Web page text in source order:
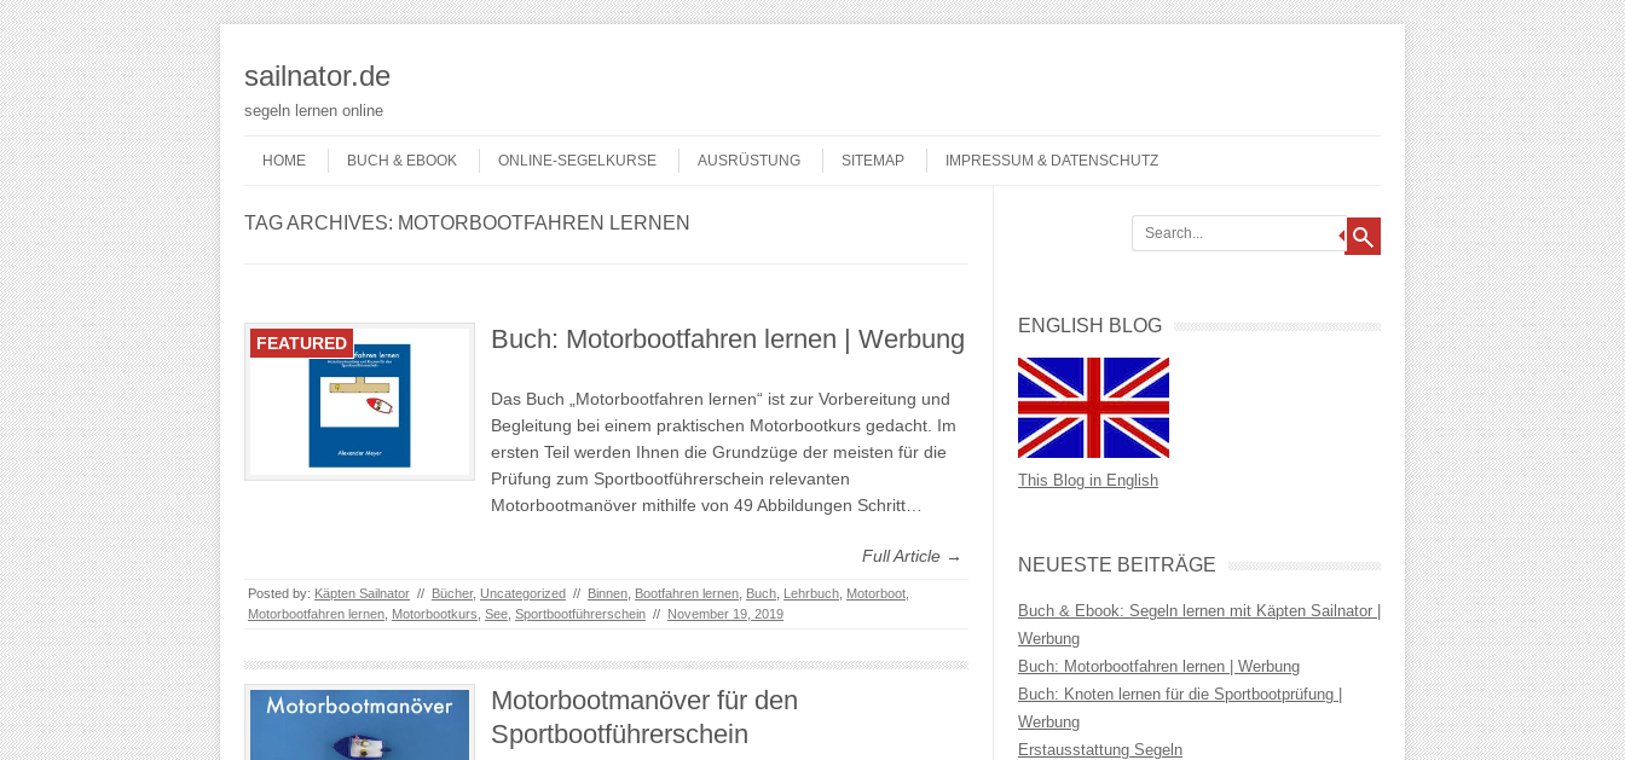
sailnator.de
segeln lernen online
Menu
HOME
BUCH & EBOOK ONLINE-SEGELKURSE AUSRÜSTUNG SITEMAP IMPRESSUM & DATENSCHUTZ
TAG ARCHIVES: MOTORBOOTFAHREN LERNEN
FEATURED Buch: Motorbootfahren lernen | Werbung
Das Buch „Motorbootfahren lernen“ ist zur Vorbereitung und
Begleitung bei einem praktischen Motorbootkurs gedacht. Im
ersten Teil werden Ihnen die Grundzüge der meisten für die
Prüfung zum Sportbootführerschein relevanten
Motorbootmanöver mithilfe von 49 Abbildungen Schritt…
Full Article →
Posted by: Käpten Sailnator // Bücher, Uncategorized // Binnen Bootfahren lernen Buch Lehrbuch Motorboot
Motorbootfahren lernen Motorbootkurs See Sportbootführerschein // November 19, 2019
Motorbootmanöver für den
Sportbootführerschein
ENGLISH BLOG
This Blog in English
NEUESTE BEITRÄGE
Buch & Ebook: Segeln lernen mit Käpten Sailnator |
Werbung
Buch: Motorbootfahren lernen | Werbung
Buch: Knoten lernen für die Sportbootprüfung |
Werbung
Erstausstattung Segeln